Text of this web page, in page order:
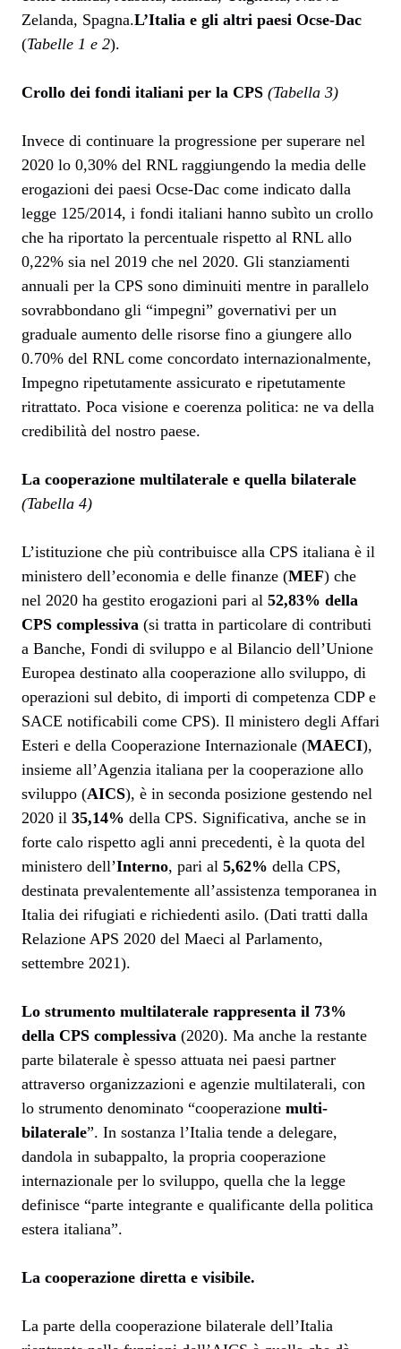
Zelanda, Spagna.L’Italia e gli altri paesi Ocse-Dac
(Tabelle 1 e 2).
Crollo dei fondi italiani per la CPS (Tabella 3)
Invece di continuare la progressione per superare nel
2020 lo 0,30% del RNL raggiungendo la media delle
erogazioni dei paesi Ocse-Dac come indicato dalla
legge 125/2014, i fondi italiani hanno subìto un crollo
che ha riportato la percentuale rispetto al RNL allo
0,22% sia nel 2019 che nel 2020. Gli stanziamenti
annuali per la CPS sono diminuiti mentre in parallelo
sovrabbondano gli “impegni” governativi per un
graduale aumento delle risorse fino a giungere allo
0.70% del RNL come concordato internazionalmente,
Impegno ripetutamente assicurato e ripetutamente
ritrattato. Poca visione e coerenza politica: ne va della
credibilità del nostro paese.
La cooperazione multilaterale e quella bilaterale
(Tabella 4)
L’istituzione che più contribuisce alla CPS italiana è il
ministero dell’economia e delle finanze (MEF) che
nel 2020 ha gestito erogazioni pari al 52,83% della
CPS complessiva (si tratta in particolare di contributi
a Banche, Fondi di sviluppo e al Bilancio dell’Unione
Europea destinato alla cooperazione allo sviluppo, di
operazioni sul debito, di importi di competenza CDP e
SACE notificabili come CPS). Il ministero degli Affari
Esteri e della Cooperazione Internazionale (MAECI),
insieme all’Agenzia italiana per la cooperazione allo
sviluppo (AICS), è in seconda posizione gestendo nel
2020 il 35,14% della CPS. Significativa, anche se in
forte calo rispetto agli anni precedenti, è la quota del
ministero dell’Interno, pari al 5,62% della CPS,
destinata prevalentemente all’assistenza temporanea in
Italia dei rifugiati e richiedenti asilo. (Dati tratti dalla
Relazione APS 2020 del Maeci al Parlamento,
settembre 2021).
Lo strumento multilaterale rappresenta il 73%
della CPS complessiva (2020). Ma anche la restante
parte bilaterale è spesso attuata nei paesi partner
attraverso organizzazioni e agenzie multilaterali, con
lo strumento denominato “cooperazione multi-
bilaterale”. In sostanza l’Italia tende a delegare,
dandola in subappalto, la propria cooperazione
internazionale per lo sviluppo, quella che la legge
definisce “parte integrante e qualificante della politica
estera italiana”.
La cooperazione diretta e visibile.
La parte della cooperazione bilaterale dell’Italia